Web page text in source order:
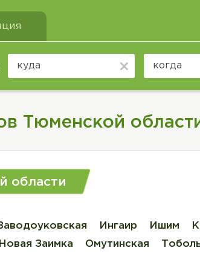
Тюменской
области
Ингаир Ишим
Новая Заимка Омутинская